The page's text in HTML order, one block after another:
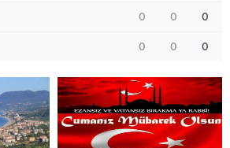
0 0 0
0 0 0